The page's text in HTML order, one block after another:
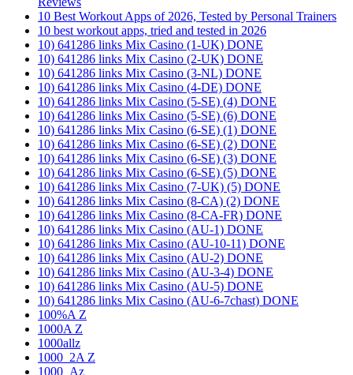
10 Best Workout Apps of 2026, Tested by Personal Trainers
10 best workout apps, tried and tested in 2026
10) 641286 links Mix Casino (1-UK) DONE
10) 641286 links Mix Casino (2-UK) DONE
10) 641286 links Mix Casino (3-NL) DONE
10) 641286 links Mix Casino (4-DE) DONE
10) 641286 links Mix Casino (5-SE) (4) DONE
10) 641286 links Mix Casino (5-SE) (6) DONE
10) 641286 links Mix Casino (6-SE) (1) DONE
10) 641286 links Mix Casino (6-SE) (2) DONE
10) 641286 links Mix Casino (6-SE) (3) DONE
10) 641286 links Mix Casino (6-SE) (5) DONE
10) 641286 links Mix Casino (7-UK) (5) DONE
10) 641286 links Mix Casino (8-CA) (2) DONE
10) 641286 links Mix Casino (8-CA-FR) DONE
10) 641286 links Mix Casino (AU-1) DONE
10) 641286 links Mix Casino (AU-10-11) DONE
10) 641286 links Mix Casino (AU-2) DONE
10) 641286 links Mix Casino (AU-3-4) DONE
10) 641286 links Mix Casino (AU-5) DONE
10) 641286 links Mix Casino (AU-6-7chast) DONE
100%A Z
1000A Z
1000allz
1000_2A Z
1000_Az